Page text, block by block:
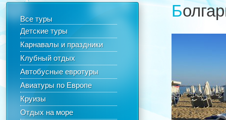
Все туры
Детские туры
Карнавалы и праздники
Клубный отдых
Автобусные евротуры
Авиатуры по Европе
Круизы
Отдых на море